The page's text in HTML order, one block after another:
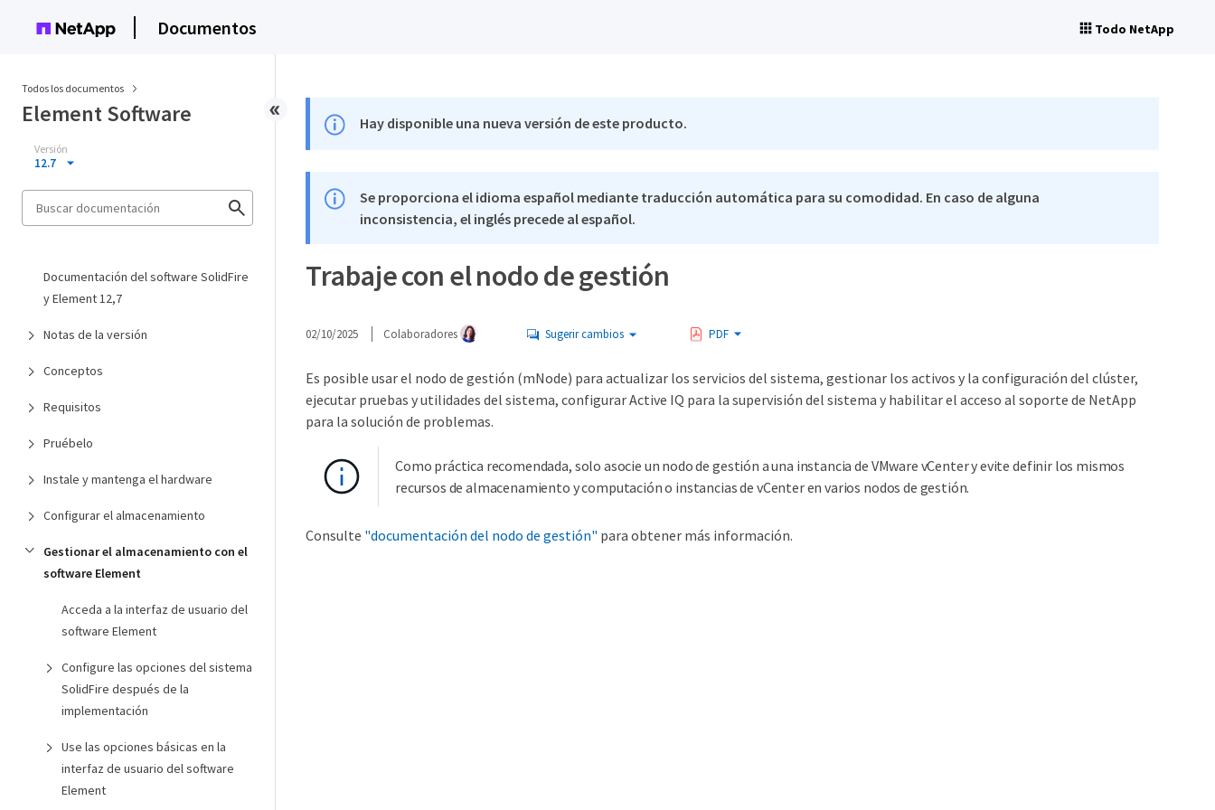
Documentos Todo NetApp
Todos los documentos
Element Software
Versión
12.7
Documentación del software SolidFire
y Element 12,7
Notas de la versión
Conceptos
Requisitos
Pruébelo
Instale y mantenga el hardware
Configurar el almacenamiento
Gestionar el almacenamiento con el
software Element
Acceda a la interfaz de usuario del
software Element
Configure las opciones del sistema
SolidFire después de la
implementación
Use las opciones básicas en la
interfaz de usuario del software
Element
Hay disponible una nueva versión de este producto.
Se proporciona el idioma español mediante traducción automática para su comodidad. En caso de alguna
inconsistencia, el inglés precede al español.
Trabaje con el nodo de gestión
02/10/2025 Colaboradores Sugerir cambios PDF
Es posible usar el nodo de gestión (mNode) para actualizar los servicios del sistema, gestionar los activos y la configuración del clúster,
ejecutar pruebas y utilidades del sistema, configurar Active IQ para la supervisión del sistema y habilitar el acceso al soporte de NetApp
para la solución de problemas.
Como práctica recomendada, solo asocie un nodo de gestión a una instancia de VMware vCenter y evite definir los mismos
recursos de almacenamiento y computación o instancias de vCenter en varios nodos de gestión.
Consulte "documentación del nodo de gestión" para obtener más información.